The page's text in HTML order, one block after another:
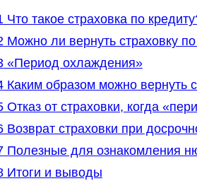
Что такое страховка по
Можно ли вернуть страховку по
«Период охлаждения»
Каким образом можно вернуть
Отказ от страховки, когда
Возврат страховки при
Полезные для ознакомления
Итоги и выводы